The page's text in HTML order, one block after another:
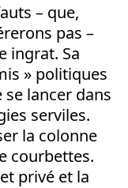
– que,
pas –
ingrat. Sa
» politiques
lancer dans
serviles.
la colonne
courbettes.
privé et la